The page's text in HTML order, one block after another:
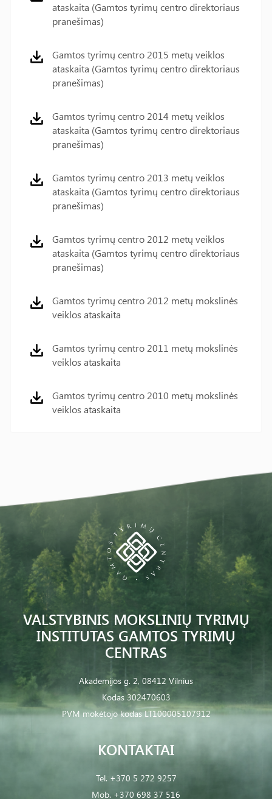
ataskaita (Gamtos tyrimų centro direktoriaus
pranešimas)
Gamtos tyrimų centro 2015 metų veiklos
ataskaita (Gamtos tyrimų centro direktoriaus
pranešimas)
Gamtos tyrimų centro 2014 metų veiklos
ataskaita (Gamtos tyrimų centro direktoriaus
pranešimas)
Gamtos tyrimų centro 2013 metų veiklos
ataskaita (Gamtos tyrimų centro direktoriaus
pranešimas)
Gamtos tyrimų centro 2012 metų veiklos
ataskaita (Gamtos tyrimų centro direktoriaus
pranešimas)
Gamtos tyrimų centro 2012 metų mokslinės
veiklos ataskaita
Gamtos tyrimų centro 2011 metų mokslinės
veiklos ataskaita
Gamtos tyrimų centro 2010 metų mokslinės
veiklos ataskaita
VALSTYBINIS MOKSLINIŲ TYRIMŲ
INSTITUTAS GAMTOS TYRIMŲ
CENTRAS
Akademijos g. 2, 08412 Vilnius
Kodas 302470603
PVM mokėtojo kodas LT100005107912
KONTAKTAI
Tel. +370 5 272 9257
Mob. +370 698 37 516